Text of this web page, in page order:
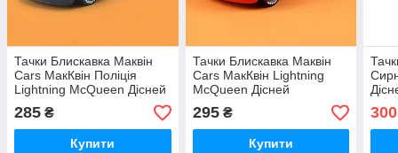
Тачки Блискавка Маквін
Cars МакКвін Поліція
Lightning McQueen Дісней
мультфільм Pixar металеві
машинки
285 ₴
Купити
Тачки Блискавка Маквін
Cars МакКвін Lightning
McQueen Дісней
мультфільм Pixar металеві
машинки
295₴
Купити
300